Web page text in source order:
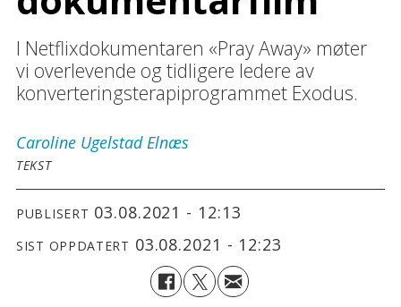
I Netflixdokumentaren «Pray Away» møter
vi overlevende og tidligere ledere av
konverteringsterapiprogrammet Exodus.
Caroline Ugelstad Elnæs
TEKST
PUBLISERT 03.08.2021 - 12:13
SIST OPPDATERT 03.08.2021 - 12:23